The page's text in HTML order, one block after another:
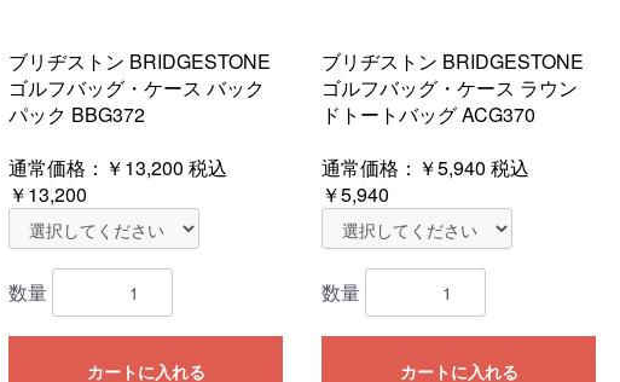
ブリヂストン BRIDGESTONE
ゴルフバッグ・ケース バック
パック BBG372
通常価格： ￥13,200 税込
￥13,200
数量
カートに入れる
ブリヂストン BRIDGESTONE
ゴルフバッグ・ケース ラウン
ドトートバッグ ACG370
通常価格： ￥5,940 税込
￥5,940
数量
カートに入れる